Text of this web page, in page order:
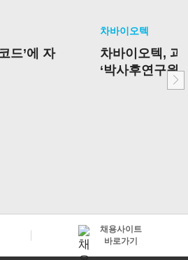
드’에 자
차바이오텍
차바이오텍,
‘박사후연구원
채용사이트
바로가기